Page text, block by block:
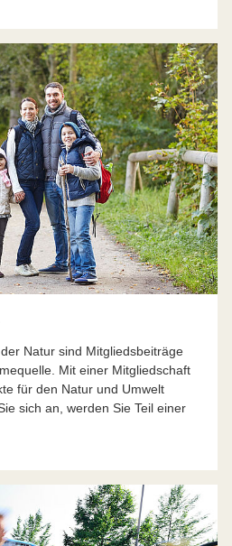
Natur sind Mitgliedsbeiträge
Mit einer Mitgliedschaft
für den Natur und Umwelt
sich an, werden Sie Teil einer